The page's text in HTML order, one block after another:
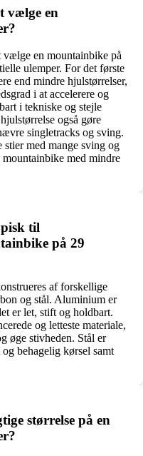
vælge en
vælge en mountainbike på
ulemper. For det første
end mindre hjulstørrelser,
i at accelerere og
i tekniske og stejle
også gøre
singletracks og sving.
med mange sving og
mountainbike med mindre
til
på 29
af forskellige
og stål. Aluminium er
er let, stift og holdbart.
og letteste materiale,
øge stivheden. Stål er
behagelig kørsel samt
størrelse på en